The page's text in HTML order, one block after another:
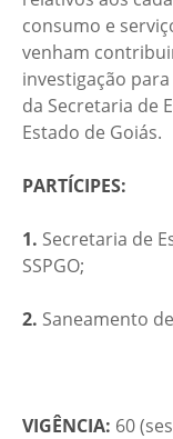
consumo e
venham
investigação
da Secretaria de
Estado de Goiás.
PARTÍCIPES:
1. Secretaria de
SSPGO;
2. Saneamento de
VIGÊNCIA: 60